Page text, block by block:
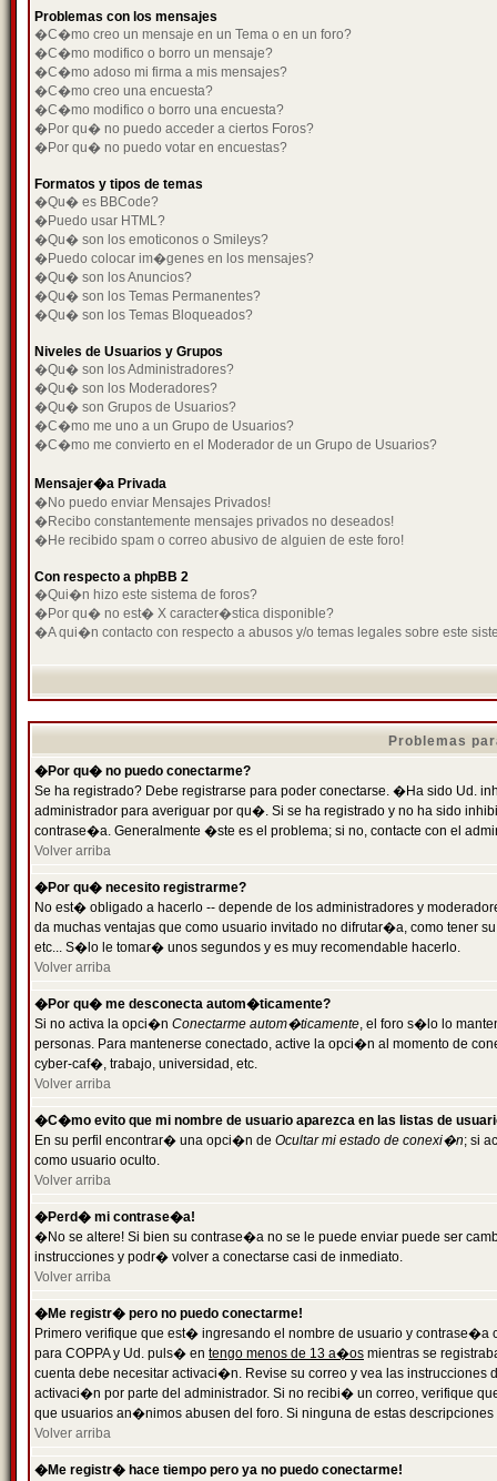
Problemas con los mensajes
�C�mo creo un mensaje en un Tema o en un foro?
�C�mo modifico o borro un mensaje?
�C�mo adoso mi firma a mis mensajes?
�C�mo creo una encuesta?
�C�mo modifico o borro una encuesta?
�Por qu� no puedo acceder a ciertos Foros?
�Por qu� no puedo votar en encuestas?
Formatos y tipos de temas
�Qu� es BBCode?
�Puedo usar HTML?
�Qu� son los emoticonos o Smileys?
�Puedo colocar im�genes en los mensajes?
�Qu� son los Anuncios?
�Qu� son los Temas Permanentes?
�Qu� son los Temas Bloqueados?
Niveles de Usuarios y Grupos
�Qu� son los Administradores?
�Qu� son los Moderadores?
�Qu� son Grupos de Usuarios?
�C�mo me uno a un Grupo de Usuarios?
�C�mo me convierto en el Moderador de un Grupo de Usuarios?
Mensajer�a Privada
�No puedo enviar Mensajes Privados!
�Recibo constantemente mensajes privados no deseados!
�He recibido spam o correo abusivo de alguien de este foro!
Con respecto a phpBB 2
�Qui�n hizo este sistema de foros?
�Por qu� no est� X caracter�stica disponible?
�A qui�n contacto con respecto a abusos y/o temas legales sobre este
Problemas
�Por qu� no puedo conectarme?
Se ha registrado? Debe registrarse para poder conectarse. �Ha sido Ud.
administrador para averiguar por qu�. Si se ha registrado y no ha sido
contrase�a. Generalmente �ste es el problema; si no, contacte con el
Volver arriba
�Por qu� necesito registrarme?
No est� obligado a hacerlo -- depende de los administradores y
da muchas ventajas que como usuario invitado no difrutar�a, como tener
etc... S�lo le tomar� unos segundos y es muy recomendable hacerlo.
Volver arriba
�Por qu� me desconecta autom�ticamente?
Si no activa la opci�n Conectarme autom�ticamente, el foro s�lo lo
personas. Para mantenerse conectado, active la opci�n al momento de
cyber-caf�, trabajo, universidad, etc.
Volver arriba
�C�mo evito que mi nombre de usuario aparezca en las listas de
En su perfil encontrar� una opci�n de Ocultar mi estado de conexi�n; si
como usuario oculto.
Volver arriba
�Perd� mi contrase�a!
�No se altere! Si bien su contrase�a no se le puede enviar puede ser
instrucciones y podr� volver a conectarse casi de inmediato.
Volver arriba
�Me registr� pero no puedo conectarme!
Primero verifique que est� ingresando el nombre de usuario y
para COPPA y Ud. puls� en tengo menos de 13 a�os mientras se
cuenta debe necesitar activaci�n. Revise su correo y vea las
activaci�n por parte del administrador. Si no recibi� un correo, verifique
que usuarios an�nimos abusen del foro. Si ninguna de estas
Volver arriba
�Me registr� hace tiempo pero ya no puedo conectarme!